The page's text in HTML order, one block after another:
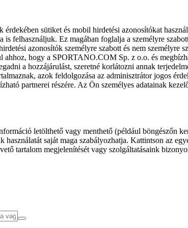
sütiket és mobil hirdetési azonosítókat
is felhasználjuk. Ez magában foglalja a személyre
azonosítók személyre szabott és nem személyre
hogy a SPORTANO.COM Sp. z o.o. és
a hozzájárulást, szeretné korlátozni annak
azok feldolgozása az adminisztrátor jogos
partnerei részére. Az Ön személyes adatainak
letölthető vagy menthető (például böngészőn
saját maga szabályozhatja. Kattintson az
tartalom megjelenítését vagy szolgáltatásaink